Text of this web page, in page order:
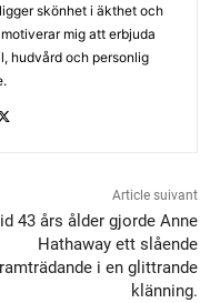
skönhet i äkthet och
mig att erbjuda
hudvård och personlig
Article suivant
43 års ålder gjorde Anne
Hathaway ett slående
i en glittrande
klänning.